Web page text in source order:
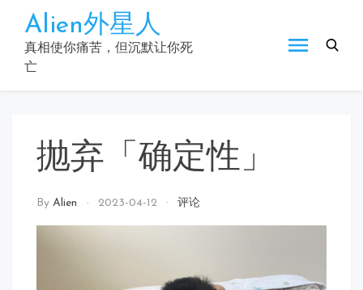
content
Alien外星人
真相使你痛苦，但沉默让你死
亡
抛弃「确定性」
By Alien 2023-04-12 评论